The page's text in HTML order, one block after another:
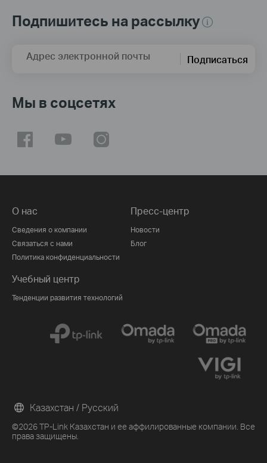
Подпишитесь на рассылку
Адрес электронной почты Подписаться
Мы в соцсетях
О нас
Сведения о компании
Связаться с нами
Политика конфиденциальности
Пресс-центр
Новости
Блог
Учебный центр
Тенденции развития технологий
©2026 TP-Link Казахстан и ее аффилированные компании. Все
права защищены.
Казахстан / Русский